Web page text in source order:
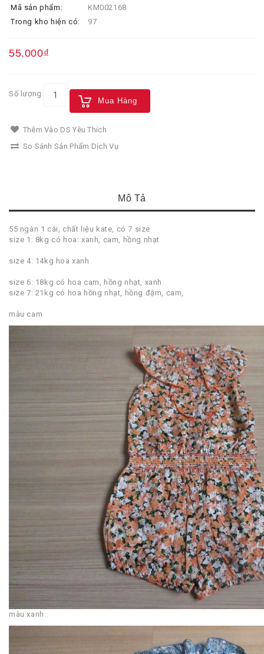
Mã sản phẩm:
KM002168
Trong kho hiện có:
97
55.000₫
Số lượng
Mua Hàng
Thêm Vào DS Yêu Thích
So Sánh Sản Phẩm Dịch Vụ
Mô Tả
55 ngàn 1 cái, chất liệu kate, có 7 size
size 1: 8kg có hoa: xanh, cam, hồng nhạt
size 4: 14kg hoa xanh
size 6: 18kg có hoa cam, hồng nhạt, xanh
size 7: 21kg có hoa hồng nhạt, hồng đậm, cam,
màu cam
màu xanh